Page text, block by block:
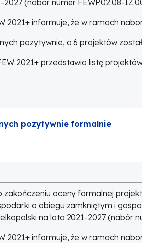
2027 (nabór numer FEWP.02.08-
2021+ informuje, że w ramach
pozytywnie, a 6 projektów
2021+ przedstawia listę
pozytywnie formalnie
oceny formalnej
o obiegu zamkniętym i
na lata 2021-2027 (nabór
2021+ informuje, że w ramach